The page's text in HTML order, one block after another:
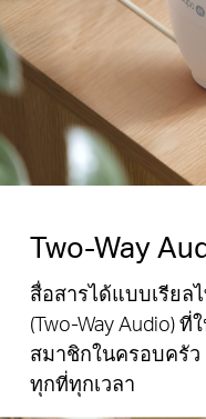
Two-Way
สื่อสารได้แบบเรียล
(Two-Way Audio)
สมาชิกในครอบครัว
ทุกที่ทุกเวลา